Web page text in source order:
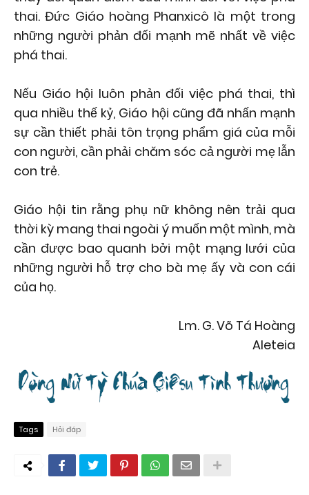
thai. Đức Giáo hoàng Phanxicô là một trong
những người phản đối mạnh mẽ nhất về việc
phá thai.
Nếu Giáo hội luôn phản đối việc phá thai, thì
qua nhiều thế kỷ, Giáo hội cũng đã nhấn mạnh
sự cần thiết phải tôn trọng phẩm giá của mỗi
con người, cần phải chăm sóc cả người mẹ lẫn
con trẻ.
Giáo hội tin rằng phụ nữ không nên trải qua
thời kỳ mang thai ngoài ý muốn một mình, mà
cần được bao quanh bởi một mạng lưới của
những người hỗ trợ cho bà mẹ ấy và con cái
của họ.
Lm. G. Võ Tá Hoàng
Aleteia
Tags Hỏi đáp